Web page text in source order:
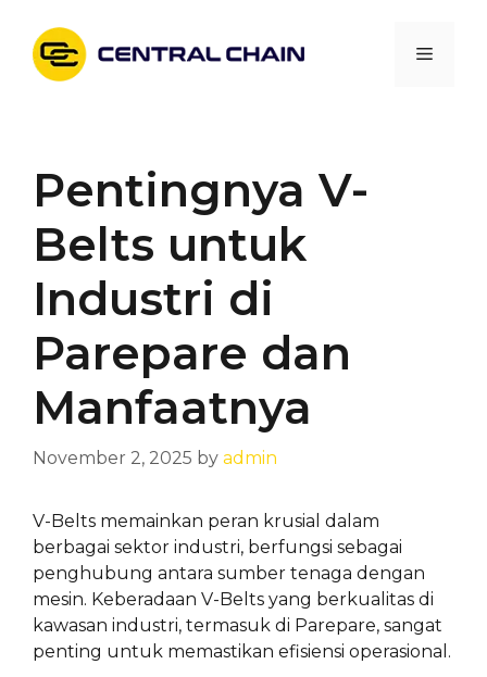
content
Menu
Pentingnya V-
Belts untuk
Industri di
Parepare dan
Manfaatnya
November 2, 2025 by admin
V-Belts memainkan peran krusial dalam
berbagai sektor industri, berfungsi sebagai
penghubung antara sumber tenaga dengan
mesin. Keberadaan V-Belts yang berkualitas di
kawasan industri, termasuk di Parepare, sangat
penting untuk memastikan efisiensi operasional.